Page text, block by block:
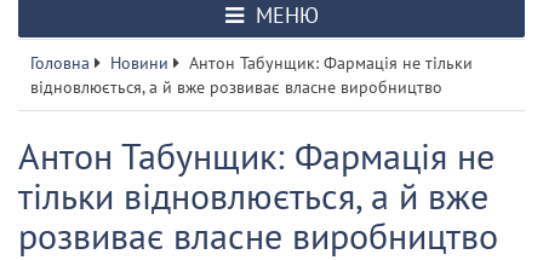
МЕНЮ
Головна Новини
Антон Табунщик: Фармація не тільки
відновлюється, а й вже розвиває власне виробництво
Антон Табунщик: Фармація не
тільки відновлюється, а й вже
розвиває власне виробництво